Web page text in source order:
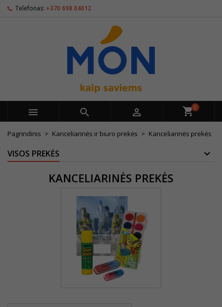
Telefonas: +370 698 04012
   0
Pagrindinis Kanceliarinės ir biuro prekės Kanceliarinės prekės
VISOS PREKĖS
KANCELIARINĖS PREKĖS